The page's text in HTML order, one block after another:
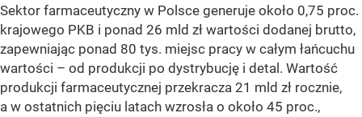
Sektor farmaceutyczny w Polsce generuje około 0,75 proc.
krajowego PKB i ponad 26 mld zł wartości dodanej brutto,
zapewniając ponad 80 tys. miejsc pracy w całym łańcuchu
wartości – od produkcji po dystrybucję i detal. Wartość
produkcji farmaceutycznej przekracza 21 mld zł rocznie,
a w ostatnich pięciu latach wzrosła o około 45 proc.,